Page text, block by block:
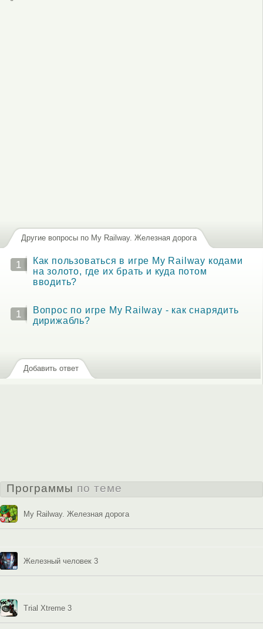
Другие вопросы по My Railway. Железная дорога
1
Как пользоваться в игре My Railway кодами
на золото, где их брать и куда потом
вводить?
1
Вопрос по игре My Railway - как снарядить
дирижабль?
Добавить ответ
Программы по теме
My Railway. Железная дорога
Железный человек 3
Trial Xtreme 3